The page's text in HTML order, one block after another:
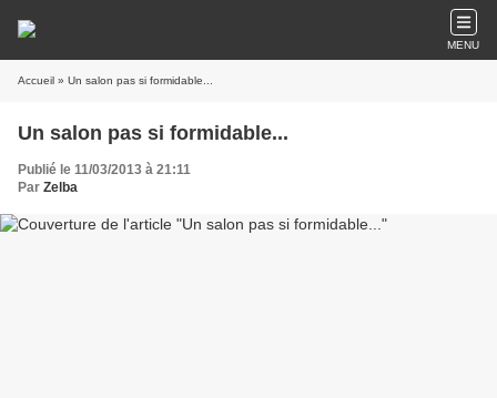
MENU
Accueil » Un salon pas si formidable...
Un salon pas si formidable...
Publié le 11/03/2013 à 21:11
Par Zelba